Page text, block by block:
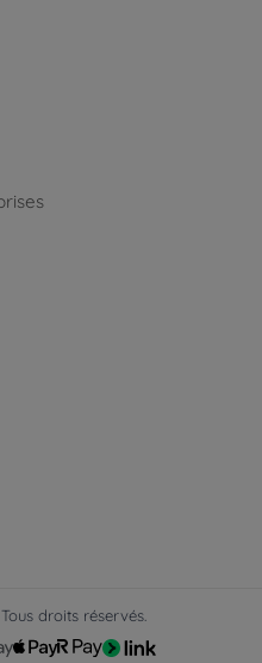
droits réservés.